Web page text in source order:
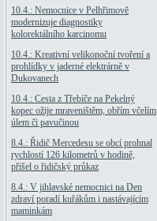
10.4.: Nemocnice v Pelhřimově
modernizuje diagnostiky
kolorektálního karcinomu
10.4.: Kreativní velikonoční tvoření a
prohlídky v jaderné elektrárně v
Dukovanech
10.4.: Cesta z Třebíče na Pekelný
kopec ožije mraveništěm, obřím včelím
úlem či pavučinou
8.4.: Řidič Mercedesu se obcí prohnal
rychlostí 126 kilometrů v hodině,
přišel o řidičský průkaz
8.4.: V jihlavské nemocnici na Den
zdraví poradí kuřákům i nastávajícím
maminkám